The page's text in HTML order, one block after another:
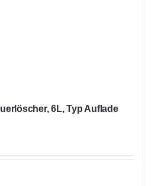
6L, Typ Auflade